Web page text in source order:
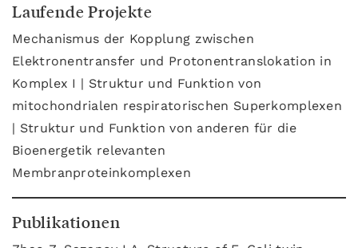
Laufende Projekte
Mechanismus der Kopplung zwischen
Elektronentransfer und Protonentranslokation in
Komplex I | Struktur und Funktion von
mitochondrialen respiratorischen Superkomplexen
| Struktur und Funktion von anderen für die
Bioenergetik relevanten
Membranproteinkomplexen
Publikationen